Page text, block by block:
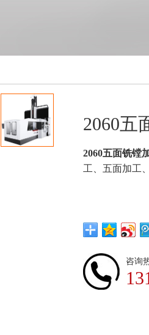
2060五
2060五面铣镗
工、五面加工
咨询